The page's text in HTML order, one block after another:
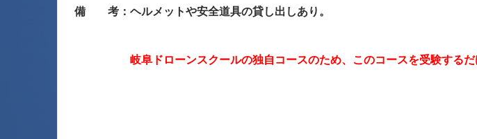
備 考：ヘルメットや安全道具の貸し出しあり。
岐阜ドローンスクールの独自コースのため、このコースを受験するだけ